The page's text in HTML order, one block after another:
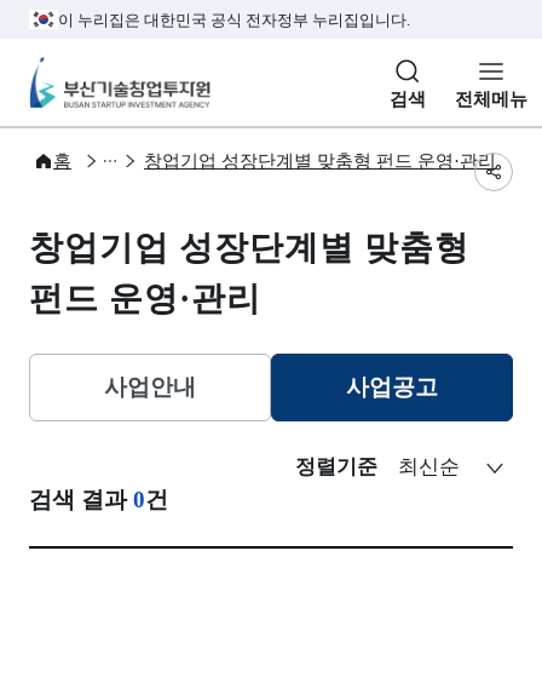
본문 바로가기
주메뉴 바로가기
서브메뉴 바로가기
하단메뉴 바로가기
이 누리집은 대한민국 공식 전자정부 누리집입니다.
부산기술창업투자원
검색 전체메뉴
홈
사업안내
벤처투자 창업기업 성장단계별 맞춤형 펀드 운영·관리
공
창업기업 성장단계별 맞춤형
펀드 운영·관리
사업안내 사업공고
선택됨
검색 결과0건
정렬기준